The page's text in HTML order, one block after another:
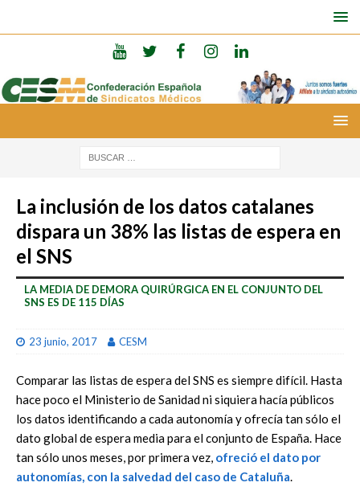
La inclusión de los datos catalanes
dispara un 38% las listas de espera en
el SNS
LA MEDIA DE DEMORA QUIRÚRGICA EN EL CONJUNTO DEL
SNS ES DE 115 DÍAS
23 junio, 2017 CESM
Comparar las listas de espera del SNS es siempre difícil. Hasta
hace poco el Ministerio de Sanidad ni siquiera hacía públicos
los datos identificando a cada autonomía y ofrecía tan sólo el
dato global de espera media para el conjunto de España. Hace
tan sólo unos meses, por primera vez, ofreció el dato por
autonomías, con la salvedad del caso de Cataluña.